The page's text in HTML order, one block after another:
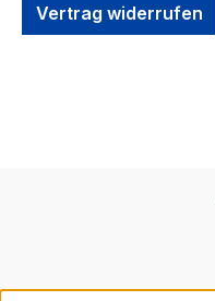
Vertrag widerrufen